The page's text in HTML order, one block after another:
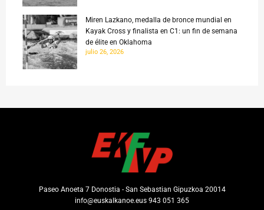
Miren Lazkano, medalla de bronce mundial en
Kayak Cross y finalista en C1: un fin de semana
de élite en Oklahoma
julio 26, 2026
Paseo Anoeta 7 Donostia - San Sebastian Gipuzkoa 20014
info@euskalkanoe.eus 943 051 365